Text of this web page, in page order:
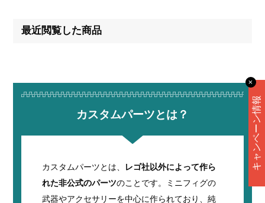
最近閲覧した商品
カスタムパーツとは？
カスタムパーツとは、
レゴ社以外によって作ら
れた非公式のパーツのことです。ミニフィグの
武器やアクセサリーを中心に作られており、純
✕
キャンペーン情報